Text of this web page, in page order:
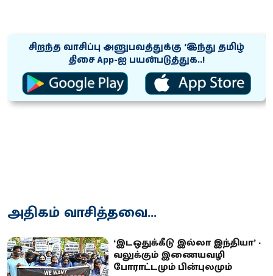
சிறந்த வாசிப்பு அனுபவத்துக்கு ‘இந்து தமிழ்
திசை App-ஐ பயன்படுத்துக..!
அதிகம் வாசித்தவை...
‘இடஒதுக்கீடு இல்லா இந்தியா’ -
வலுக்கும் இணையவழி
போராட்டமும் பின்புலமும்